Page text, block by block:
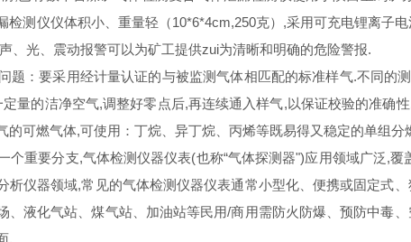
检测仪仪体积小、重量轻（10*6*4cm,250克）,采用可充电锂离子
、光、震动报警可以为矿工提供zui为清晰和明确的危险警报.
题：要采用经计量认证的与被监测气体相匹配的标准样气.不同的
量的洁净空气,调整好零点后,再连续通入样气,以保证校验的准
的可燃气体,可使用：丁烷、异丁烷、丙烯等既易得又稳定的单组
重要分支,气体检测仪器仪表(也称“气体探测器")应用领域广泛,
析仪器领域,常见的气体检测仪器仪表通常小型化、便携或固定式
、液化气站、煤气站、加油站等民用/商用需防火防爆、预防中毒
.